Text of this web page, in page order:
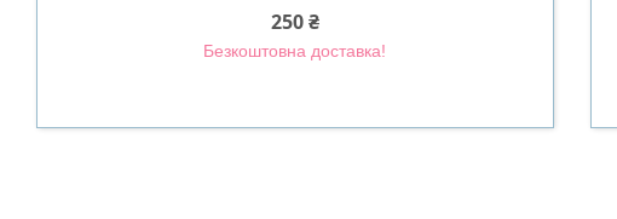
250 ₴
Безкоштовна доставка!